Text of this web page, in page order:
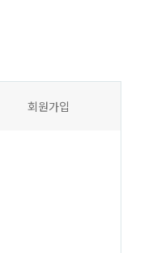
회원가입